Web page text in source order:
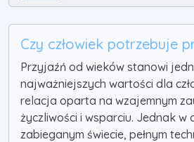
Czy człowiek potrzebuje
Przyjaźń od wieków stanowi
najważniejszych wartości dla
relacja oparta na wzajemnym
życzliwości i wsparciu. Jednak w
zabieganym świecie, pełnym